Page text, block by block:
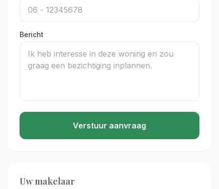
Bericht
Verstuur aanvraag
Uw makelaar